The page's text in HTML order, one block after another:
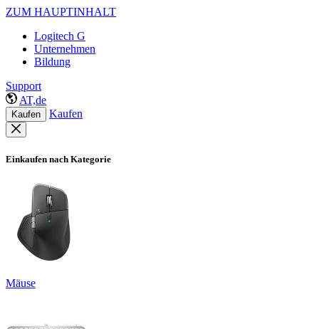
ZUM HAUPTINHALT
Logitech G
Unternehmen
Bildung
Support
AT,de
Kaufen Kaufen
Einkaufen nach Kategorie
Mäuse